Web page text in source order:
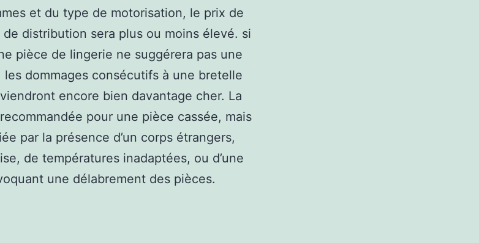
et du type de motorisation, le prix de
distribution sera plus ou moins élevé. si
pièce de lingerie ne suggérera pas une
dommages consécutifs à une bretelle
encore bien davantage cher. La
pour une pièce cassée, mais
par la présence d’un corps étrangers,
de températures inadaptées, ou d’une
une délabrement des pièces.